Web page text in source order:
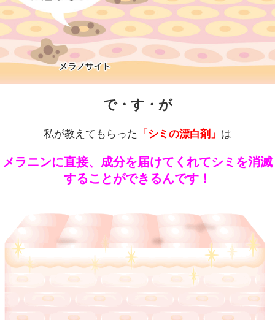
で・す・が
私が教えてもらった 「シミの漂白剤」 は
メラニンに直接、成分を届けてくれてシミを消滅
することができるんです！